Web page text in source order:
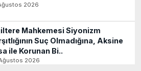
2026
Mahkemesi Siyonizm
Suç Olmadığına, Aksine
ile Korunan Bi..
2026